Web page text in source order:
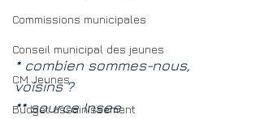
Commissions municipales
Conseil municipal des jeunes
CM Jeunes
Budget assainissement
* combien sommes-nous,
voisins ?
** source Insee